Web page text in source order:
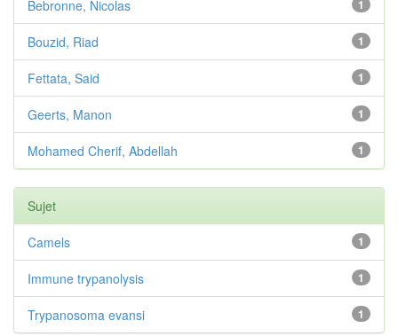
1
Bebronne, Nicolas
1
Bouzid, Riad
1
Fettata, Said
1
Geerts, Manon
1
Mohamed Cherif, Abdellah
Sujet
1
Camels
1
Immune trypanolysis
1
Trypanosoma evansi